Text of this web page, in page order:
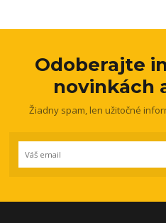
Odoberajte
novinkách
Žiadny spam, len užitočné